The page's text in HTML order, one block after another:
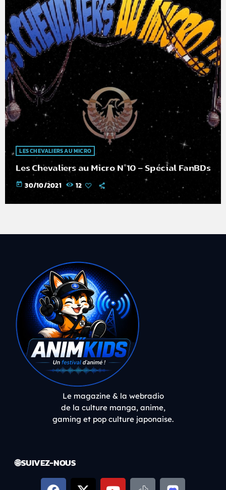
LES CHEVALIERS AU MICRO
Les Chevaliers au Micro N°10 – Spécial FanBDs
today 30/10/2021 12
Le magazine & la webradio
de la culture manga, anime,
gaming et pop culture japonaise.
🌐 SUIVEZ-NOUS